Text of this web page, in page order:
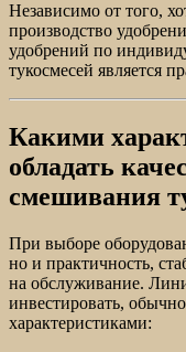
Независимо от того,
производство
удобрений по
тукосмесей является
Какими
обладать
смешивания
При выборе
но и практичность,
на обслуживание.
инвестировать,
характеристиками: